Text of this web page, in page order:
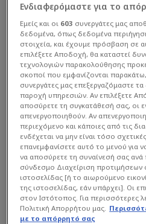
Ενδιαφερόμαστε για το
Εμείς και οι 603 συνεργάτες μας
δεδομένα, όπως δεδομένα
στοιχεία, και έχουμε πρόσβαση σε
επιλέξετε Αποδοχή, θα καταστεί
τεχνολογιών παρακολούθησης
σκοποί που εμφανίζονται παρακάτω,
συνεργάτες μας επεξεργαζόμαστε
παροχή υπηρεσιών. Αν επιλέξετε
αποσύρετε τη συγκατάθεσή σας, οι
απενεργοποιηθούν. Αν
περιεχόμενο και κάποιες από τις
ενδέχεται να μην είναι τόσο
επανεμφανίσετε αυτό το μενού για
να αποσύρετε τη συναίνεσή σας
σύνδεσμο Διαχείριση προτιμήσεων
ιστοσελίδας [ή το αιωρούμενο
της ιστοσελίδας, εάν υπάρχει]. Οι
στον Ιστότοπος. Για περισσότερες
Πολιτική Απορρήτου μας.
με το απόρρητό σας